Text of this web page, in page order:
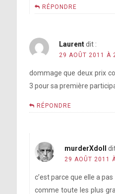
RÉPONDRE
Laurent dit :
29 AOÛT 2011 À
dommage que deux prix
3 pour sa première
RÉPONDRE
murderXdoll
29 AOÛT 2011
c’est parce que elle a
comme toute les plus